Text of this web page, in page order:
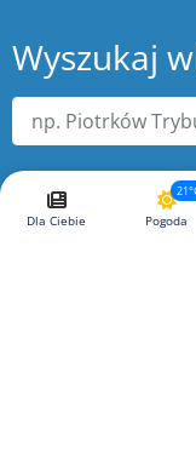
Wyszukaj
Dla Ciebie Pogoda